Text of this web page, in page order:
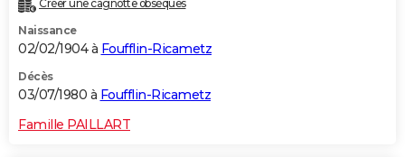
Créer une cagnotte obsèques
Naissance
02/02/1904 à Foufflin-Ricametz
Décès
03/07/1980 à Foufflin-Ricametz
Famille PAILLART